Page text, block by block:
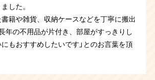
した。
籍や雑貨、収納ケースなどを丁寧に搬出
年の不用品が片付き、部屋がすっきりし
もおすすめしたいです」とのお言葉を頂
り出ていったお部屋を片付けて綺麗にし
頼を承りました。出ていかれた後は物置に
ですが、物はそこまで多くなく、作業は
タッフ2名の2時間程で終えることができ
ベット、布団など家具や寝具を回収させ
大きくて重い家具が多かったのですがス
いで5時間程で搬出作業は完了致しまし